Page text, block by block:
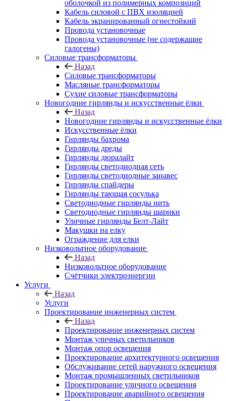
оболочкой из полимерных композиций
Кабель силовой с ПВХ изоляцией
Кабель экранированный огнестойкий
Провода установочные
Провода установочные (не содержащие
галогены)
Силовые трансформаторы
Назад
Силовые трансформаторы
Масляные трансформаторы
Сухие силовые трансформаторы
Новогодние гирлянды и искусственные ёлки
Назад
Новогодние гирлянды и искусственные ёлки
Искусственные ёлки
Гирлянды бахрома
Гирлянды дреды
Гирлянды дюралайт
Гирлянды светодиодная сеть
Гирлянды светодиодные занавес
Гирлянды спайдеры
Гирлянды тающая сосулька
Светодиодные гирлянды нить
Светодиодные гирлянды шарики
Уличные гирлянды Белт-Лайт
Макушки на елку
Ограждение для елки
Низковольтное оборудование
Назад
Низковольтное оборудование
Счётчики электроэнергии
Услуги
Назад
Услуги
Проектирование инженерных систем
Назад
Проектирование инженерных систем
Монтаж уличных светильников
Монтаж опор освещения
Проектирование архитектурного освещения
Обслуживание сетей наружного освещения
Монтаж промышленных светильников
Проектирование уличного освещения
Проектирование аварийного освещения